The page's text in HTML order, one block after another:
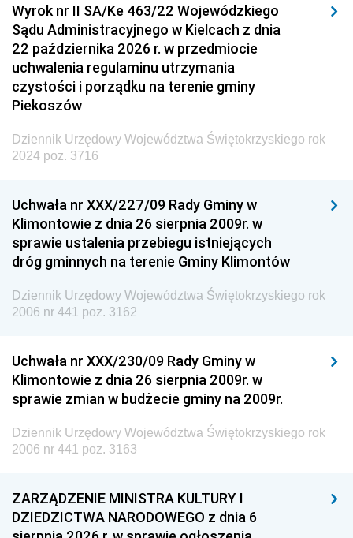
Wyrok nr II SA/Ke 463/22 Wojewódzkiego
Sądu Administracyjnego w Kielcach z dnia
22 października 2026 r. w przedmiocie
uchwalenia regulaminu utrzymania
czystości i porządku na terenie gminy
Piekoszów
Dziennik Urzędowy Województwa Świętokrzyskiego rok
2024 poz. 3716
Uchwała nr XXX/227/09 Rady Gminy w
Klimontowie z dnia 26 sierpnia 2009r. w
sprawie ustalenia przebiegu istniejących
dróg gminnych na terenie Gminy Klimontów
Dziennik Urzędowy Województwa Świętokrzyskiego rok
2006 nr 441 poz. 3162
Uchwała nr XXX/230/09 Rady Gminy w
Klimontowie z dnia 26 sierpnia 2009r. w
sprawie zmian w budżecie gminy na 2009r.
Dziennik Urzędowy Województwa Świętokrzyskiego rok
2006 nr 441 poz. 3163
ZARZĄDZENIE MINISTRA KULTURY I
DZIEDZICTWA NARODOWEGO z dnia 6